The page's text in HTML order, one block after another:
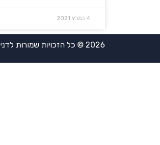
4 במרץ 2021
2026 © כל הזכויות שמורות לדני בולר | התמונות באדיבות אירית ויינשטיין